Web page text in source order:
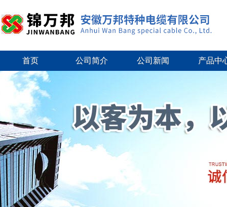
首页 公司简介 公司新闻 产品中